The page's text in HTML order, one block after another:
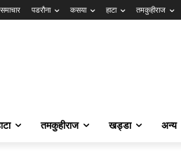
पडरौना कसया हाटा तमकुहीराज
तमकुहीराज खड्डा अन्य